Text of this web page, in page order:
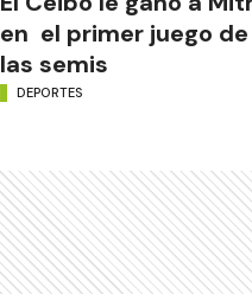
en el primer juego de
las semis
DEPORTES